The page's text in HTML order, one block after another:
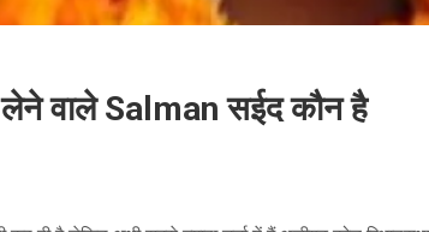
वाले Salman सईद कौन है